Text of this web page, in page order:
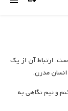
ارتباط آن از یک
انسان مدرن.
و نیم نگاهی به